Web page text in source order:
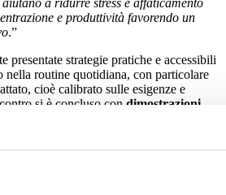
a ridurre stress e affaticamento
e produttività favorendo un
.”
presentate strategie pratiche e accessibili
nella routine quotidiana, con particolare
cioè calibrato sulle esigenze e
si è concluso con dimostrazioni